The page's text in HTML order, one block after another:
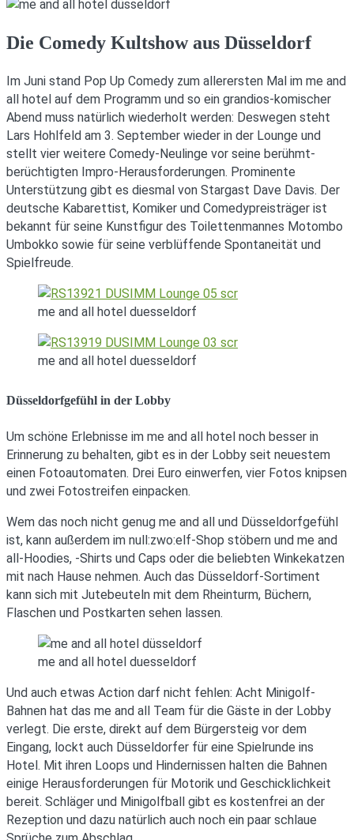
Die Comedy Kultshow aus Düsseldorf
Im Juni stand Pop Up Comedy zum allerersten Mal im me and
all hotel auf dem Programm und so ein grandios-komischer
Abend muss natürlich wiederholt werden: Deswegen steht
Lars Hohlfeld am 3. September wieder in der Lounge und
stellt vier weitere Comedy-Neulinge vor seine berühmt-
berüchtigten Impro-Herausforderungen. Prominente
Unterstützung gibt es diesmal von Stargast Dave Davis. Der
deutsche Kabarettist, Komiker und Comedypreisträger ist
bekannt für seine Kunstfigur des Toilettenmannes Motombo
Umbokko sowie für seine verblüffende Spontaneität und
Spielfreude.
me and all hotel duesseldorf
me and all hotel duesseldorf
Düsseldorfgefühl in der Lobby
Um schöne Erlebnisse im me and all hotel noch besser in
Erinnerung zu behalten, gibt es in der Lobby seit neuestem
einen Fotoautomaten. Drei Euro einwerfen, vier Fotos knipsen
und zwei Fotostreifen einpacken.
Wem das noch nicht genug me and all und Düsseldorfgefühl
ist, kann außerdem im null:zwo:elf-Shop stöbern und me and
all-Hoodies, -Shirts und Caps oder die beliebten Winkekatzen
mit nach Hause nehmen. Auch das Düsseldorf-Sortiment
kann sich mit Jutebeuteln mit dem Rheinturm, Büchern,
Flaschen und Postkarten sehen lassen.
me and all hotel duesseldorf
Und auch etwas Action darf nicht fehlen: Acht Minigolf-
Bahnen hat das me and all Team für die Gäste in der Lobby
verlegt. Die erste, direkt auf dem Bürgersteig vor dem
Eingang, lockt auch Düsseldorfer für eine Spielrunde ins
Hotel. Mit ihren Loops und Hindernissen halten die Bahnen
einige Herausforderungen für Motorik und Geschicklichkeit
bereit. Schläger und Minigolfball gibt es kostenfrei an der
Rezeption und dazu natürlich auch noch ein paar schlaue